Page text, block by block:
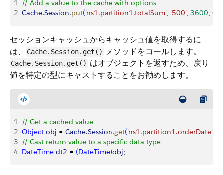
1 // Add a value to the cache with options
2 Cache.Session.put('ns1.partition1.totalSum', '500', 3600,
セッションキャッシュからキャッシュ値を取得するに
は、
Cache.Session.get() メソッドをコールします。
Cache.Session.get() はオブジェクトを返すため、戻り
値を特定の型にキャストすることをお勧めします。
1 // Get a cached value
2 Object obj = Cache.Session.get('ns1.partition1.orderDate'
3 // Cast return value to a specific data type
4 DateTime dt2 = (DateTime)obj;